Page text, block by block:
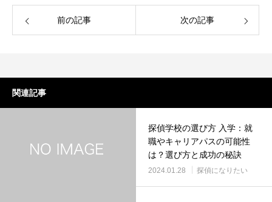
前の記事 次の記事
関連記事
探偵学校の選び方 入学：就
職やキャリアパスの可能性
は？選び方と成功の秘訣
2024.01.28 探偵になりたい